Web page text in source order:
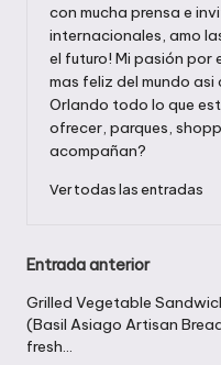
con mucha prensa e
internacionales, amo
el futuro! Mi pasión por
mas feliz del mundo
Orlando todo lo que
ofrecer, parques,
acompañan?
Ver todas las entradas
Navegación
de
entradas
Entrada anterior
Grilled Vegetable
(Basil Asiago Artisan
fresh…